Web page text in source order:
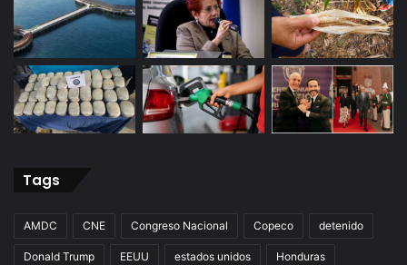
Tags
AMDC CNE Congreso Nacional Copeco detenido
Donald Trump EEUU estados unidos Honduras